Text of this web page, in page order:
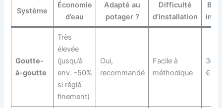
Système
Économie
d’eau
Adapté au
potager ?
Difficulté
d’installation
Goutte-
à-goutte
Très
élevée
(jusqu’à
env. -50%
si réglé
finement)
Oui,
recommandé
Facile à
méthodique
€